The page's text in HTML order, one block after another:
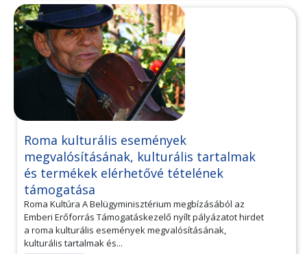
Roma kulturális események
megvalósításának, kulturális tartalmak
és termékek elérhetővé tételének
támogatása
Roma Kultúra A Belügyminisztérium megbízásából az
Emberi Erőforrás Támogatáskezelő nyílt pályázatot hirdet
a roma kulturális események megvalósításának,
kulturális tartalmak és...